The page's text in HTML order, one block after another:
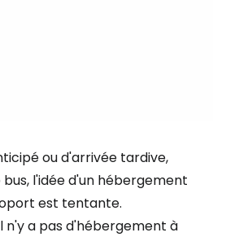
ou d'arrivée tardive,
bus, l'idée d'un hébergement
est tentante.
n'y a pas d'hébergement à